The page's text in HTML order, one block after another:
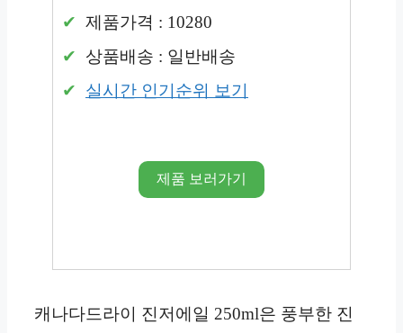
제품가격 : 10280
상품배송 : 일반배송
실시간 인기순위 보기
제품 보러가기
캐나다드라이 진저에일 250ml은 풍부한 진